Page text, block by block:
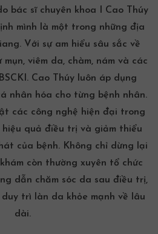
bác sĩ chuyên khoa I Cao Thúy
mình là một trong những địa
Với sự am hiểu sâu sắc về
viêm da, chàm, nám và các
Cao Thúy luôn áp dụng
nhân hóa cho từng bệnh nhân.
các công nghệ hiện đại trong
quả điều trị và giảm thiểu
của bệnh. Không chỉ dừng lại
còn thường xuyên tổ chức
dẫn chăm sóc da sau điều trị,
trì làn da khỏe mạnh về lâu
dài.